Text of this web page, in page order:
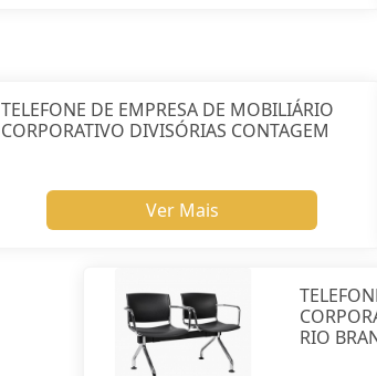
TELEFONE DE EMPRESA DE MOBILIÁRIO
CORPORATIVO DIVISÓRIAS CONTAGEM
Ver Mais
RIO